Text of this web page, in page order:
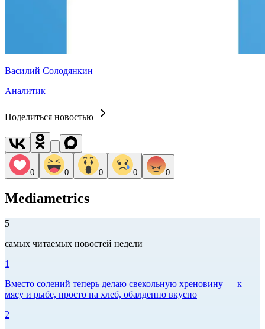
Василий Солодянкин
Аналитик
Поделиться новостью
0 0 0 0 0
Mediametrics
5
самых читаемых новостей недели
1
Вместо солений теперь делаю свекольную хреновину — к
мясу и рыбе, просто на хлеб, обалденно вкусно
2